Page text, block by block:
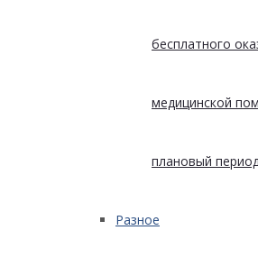
бесплатного
медицинской
плановый
Разное